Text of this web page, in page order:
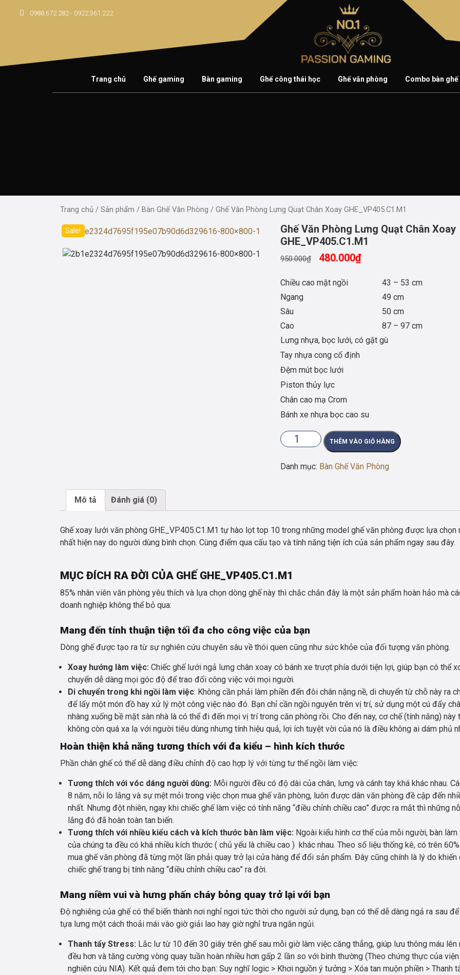
0988.672.282 - 0922.361.222
Trang chủ Ghế gaming Bàn gaming Ghế công thái học Ghế văn phòng Combo bàn ghế
Trang chủ / Sản phẩm / Bàn Ghế Văn Phòng / Ghế Văn Phòng Lưng Quạt Chân Xoay GHE_VP405.C1.M1
Sale!
Ghế Văn Phòng Lưng Quạt Chân Xoay
GHE_VP405.C1.M1
950.000₫ 480.000₫
Chiều cao mặt ngồi
43 – 53 cm
Ngang
49 cm
Sâu
50 cm
Cao
87 – 97 cm
Lưng nhựa, bọc lưới, có gật gù
Tay nhựa cong cố định
Đệm mút bọc lưới
Piston thủy lực
Chân cao mạ Crom
Bánh xe nhựa bọc cao su
Ghế
Văn
Phòng
Xoay
số
lượng
THÊM VÀO GIỎ HÀNG
Danh mục: Bàn Ghế Văn Phòng
Mô tả Đánh giá (0)
Ghế xoay lưới văn phòng GHE_VP405.C1.M1 tự hào lọt top 10 trong những model ghế văn phòng được lựa chọn
nhất hiện nay do người dùng bình chọn. Cùng điểm qua cấu tạo và tính năng tiện ích của sản phẩm ngay sau đây.
MỤC ĐÍCH RA ĐỜI CỦA GHẾ GHE_VP405.C1.M1
85% nhân viên văn phòng yêu thích và lựa chọn dòng ghế này thì chắc chắn đây là một sản phẩm hoàn hảo mà
doanh nghiệp không thể bỏ qua:
Mang đến tính thuận tiện tối đa cho công việc của bạn
Dòng ghế được tạo ra từ sự nghiên cứu chuyên sâu về thói quen cũng như sức khỏe của đối tượng văn phòng.
Xoay hướng làm việc: Chiếc ghế lưới ngả lưng chân xoay có bánh xe trượt phía dưới tiện lợi, giúp bạn có thể
chuyển dễ dàng mọi góc độ để trao đổi công việc với mọi người.
Di chuyển trong khi ngồi làm việc: Không cần phải làm phiền đến đôi chân nặng nề, di chuyển từ chỗ này ra
để lấy một món đồ hay xử lý một công việc nào đó. Bạn chỉ cần ngồi nguyên trên vị trí, sử dụng một cú đẩy
nhàng xuống bề mặt sàn nhà là có thể đi đến mọi vị trí trong căn phòng rồi. Cho đến nay, cơ chế (tính năng) này
không còn quá xa lạ với người tiêu dùng nhưng tính hiệu quả, lợi ích tuyệt vời của nó là điều không ai dám phủ
Hoàn thiện khả năng tương thích với đa kiểu – hình kích thước
Phần chân ghế có thể dễ dàng điều chỉnh độ cao hợp lý với từng tư thế ngồi làm việc:
Tương thích với vóc dáng người dùng: Mỗi người đều có độ dài của chân, lưng và cánh tay khá khác nhau.
8 năm, nỗi lo lắng và sự mệt mỏi trong việc chọn mua ghế văn phòng, luôn được dân văn phòng đề cập đến
nhất. Nhưng đột nhiên, ngay khi chiếc ghế làm việc có tính năng “điều chỉnh chiều cao” được ra mắt thì những
lắng đó đã hoàn toàn tan biến.
Tương thích với nhiều kiểu cách và kích thước bàn làm việc: Ngoài kiểu hình cơ thể của mỗi người, bàn làm
của chúng ta đều có khá nhiều kích thước ( chủ yếu là chiều cao ) khác nhau. Theo số liệu thống kê, có trên
mua ghế văn phòng đã từng một lần phải quay trở lại cửa hàng để đổi sản phẩm. Đây cũng chính là lý do khiến
chiếc ghế trang bị tính năng “điều chỉnh chiều cao” ra đời.
Mang niềm vui và hưng phấn cháy bỏng quay trở lại với bạn
Độ nghiêng của ghế có thể biến thành nơi nghỉ ngơi tức thời cho người sử dụng, bạn có thể dễ dàng ngả ra sau
tựa lưng một cách thoải mái vào giờ giải lao hay giờ nghỉ trưa ngắn ngủi.
Thanh tẩy Stress: Lắc lư từ 10 đến 30 giây trên ghế sau mỗi giờ làm việc căng thẳng, giúp lưu thông máu lên
đều hơn và tăng cường vòng quay tuần hoàn nhiều hơn gấp 2 lần so với bình thường (Theo chứng thực của viện
nghiên cứu NIA). Kết quả đem tới cho bạn: Suy nghĩ logic > Khơi nguồn ý tưởng > Xóa tan muộn phiền > Thanh